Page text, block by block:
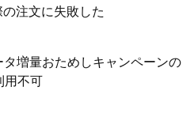
注文に失敗した
タ増量おためしキャンペーンの
用不可